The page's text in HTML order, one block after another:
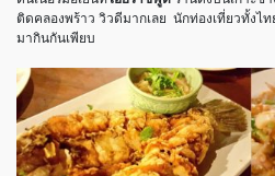
ติดคลองพร้าว วิวดีมากเลย นักท่องเที่ยวทั้งไ
มากินกันเพียบ